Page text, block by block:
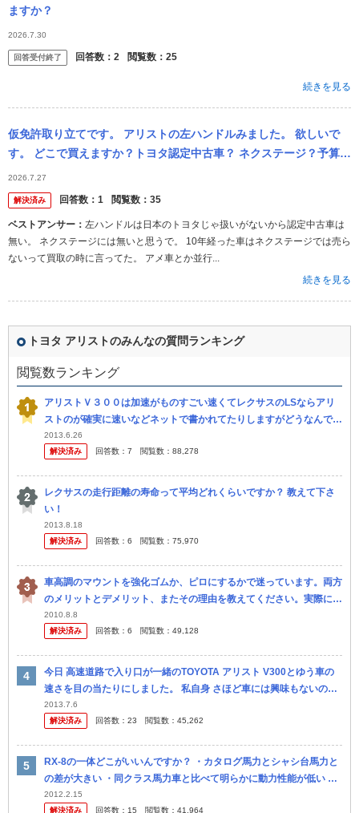
ますか？
2026.7.30
回答受付終了 回答数： 2 閲覧数： 25
続きを見る
仮免許取り立てです。 アリストの左ハンドルみました。 欲しいで
す。 どこで買えますか？トヨタ認定中古車？ ネクステージ？予算は
100万円以内です。あ、仮免許取り立てといっても18才の坊主では
あり...
2026.7.27
解決済み 回答数： 1 閲覧数： 35
ベストアンサー： 左ハンドルは日本のトヨタじゃ扱いがないから認定中古車は
無い。 ネクステージには無いと思うで。 10年経った車はネクステージでは売ら
ないって買取の時に言ってた。 アメ車とか並行...
続きを見る
トヨタ アリストのみんなの質問ランキング
閲覧数ランキング
アリストＶ３００は加速がものすごい速くてレクサスのLSならアリ
ストのが確実に速いなどネットで書かれてたりしますがどうなんです
か？ 直線加速で０から１００キロまでのタイムが５・９秒だそうで
すが公表...
2013.6.26
解決済み
回答数： 7 閲覧数： 88,278
レクサスの走行距離の寿命って平均どれくらいですか？ 教えて下さ
い！
2013.8.18
解決済み
回答数： 6 閲覧数： 75,970
車高調のマウントを強化ゴムか、ピロにするかで迷っています。両方
のメリットとデメリット、またその理由を教えてください。実際に使
ってみての意見がありがたいです。車種は１６アリストで街乗りメイ
ンです。 ちな
2010.8.8
解決済み
回答数： 6 閲覧数： 49,128
今日 高速道路で入り口が一緒のTOYOTA アリスト V300とゆう車の
速さを目の当たりにしました。 私自身 さほど車には興味もないので
すが 加速を見た時に え？と思いました こんな早い車がある...
2013.7.6
解決済み
回答数： 23 閲覧数： 45,262
RX-8の一体どこがいいんですか？ ・カタログ馬力とシャシ台馬力と
の差が大きい ・同クラス馬力車と比べて明らかに動力性能が低い ・
格下馬力の車と同等、または遅い ・北米で裁判沙汰 ・８の...
2012.2.15
解決済み
回答数： 15 閲覧数： 41,964